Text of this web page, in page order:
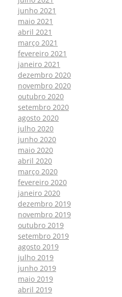
junho 2021
maio 2021
abril 2021
março 2021
fevereiro 2021
janeiro 2021
dezembro 2020
novembro 2020
outubro 2020
setembro 2020
agosto 2020
julho 2020
junho 2020
maio 2020
abril 2020
março 2020
fevereiro 2020
janeiro 2020
dezembro 2019
novembro 2019
outubro 2019
setembro 2019
agosto 2019
julho 2019
junho 2019
maio 2019
abril 2019